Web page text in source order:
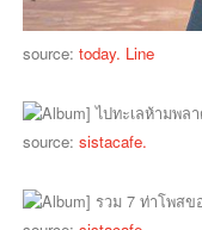
source: today. Line
source: sistacafe.